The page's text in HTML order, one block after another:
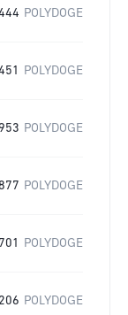
POLYDOGE
POLYDOGE
POLYDOGE
POLYDOGE
POLYDOGE
POLYDOGE